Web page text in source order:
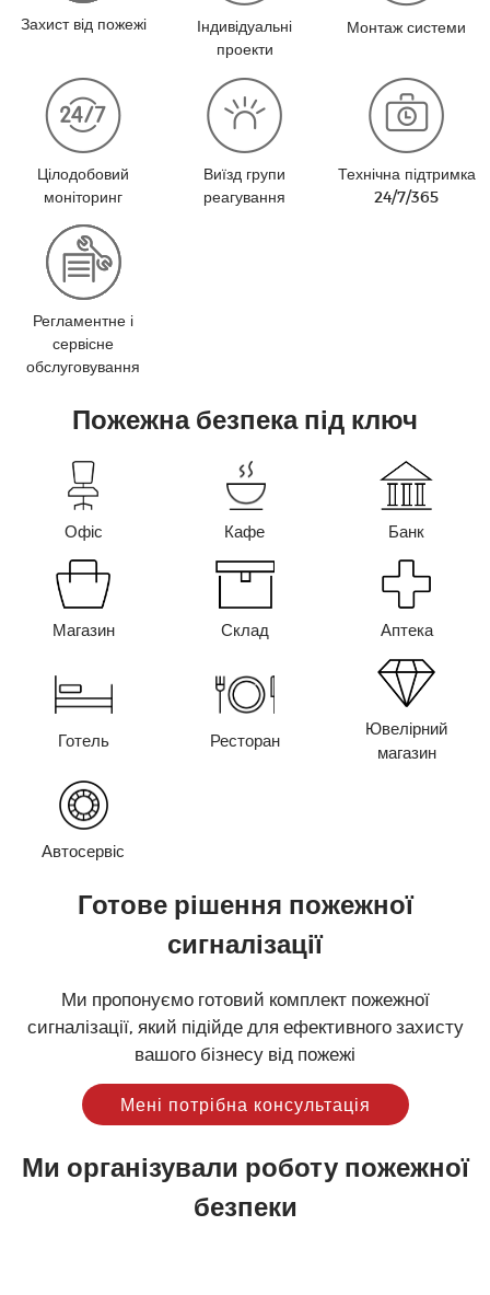
Захист від пожежі
Індивідуальні
проекти
Монтаж системи
Цілодобовий
моніторинг
Виїзд групи
реагування
Технічна підтримка
24/7/365
Регламентне і
сервісне
обслуговування
Пожежна безпека під ключ
Офіс Кафе Банк
Магазин Склад Аптека
Готель Ресторан
Ювелірний
магазин
Автосервіс
Готове рішення пожежної
сигналізації
Ми пропонуємо готовий комплект пожежної
сигналізації, який підійде для ефективного захисту
вашого бізнесу від пожежі
Мені потрібна консультація
Ми організували роботу пожежної
безпеки